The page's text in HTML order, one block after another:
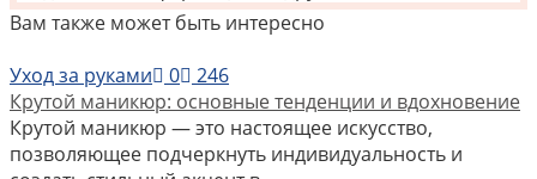
Вам также может быть интересно
Уход за руками
0
246
Крутой маникюр: основные тенденции и вдохновение
Крутой маникюр — это настоящее искусство,
позволяющее подчеркнуть индивидуальность и